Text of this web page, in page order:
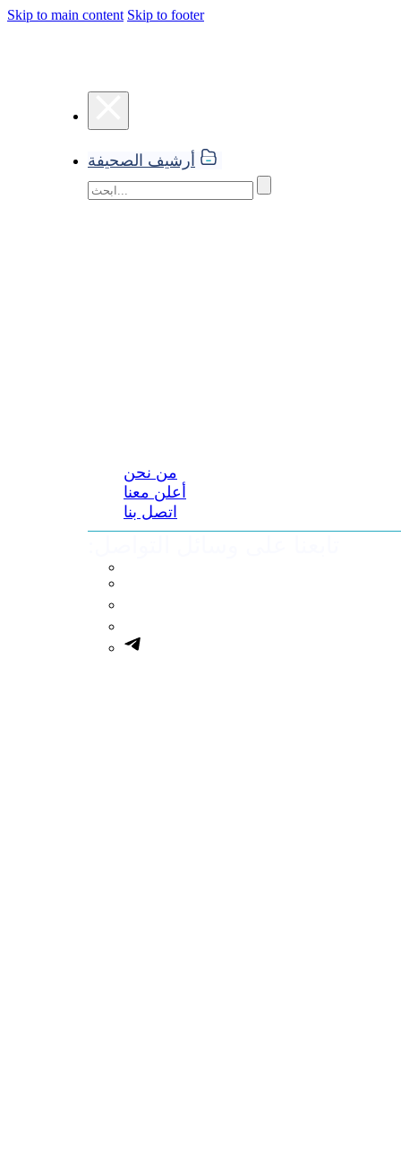
Skip to main content Skip to footer
أرشيف الصحيفة
من نحن
أعلن معنا
اتصل بنا